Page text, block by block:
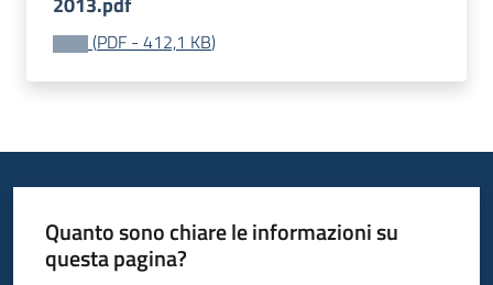
(PDF - 412,1 KB)
Quanto sono chiare le informazioni su
questa pagina?